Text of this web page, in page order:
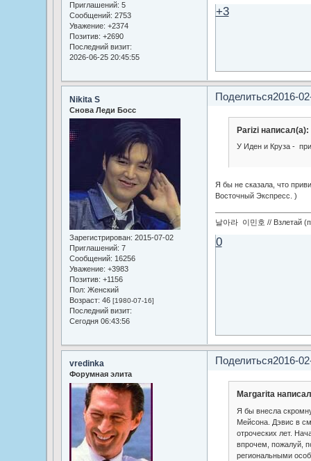
Приглашений: 5
Сообщений: 2753
Уважение: +2374
Позитив: +2690
Последний визит:
2026-06-25 20:45:55
+3
Поделиться2016-
Nikita S
Снова Леди Босс
Зарегистрирован: 2015-07-02
Приглашений: 7
Сообщений: 16256
Уважение: +3983
Позитив: +1156
Пол: Женский
Возраст: 46 [1980-07-16]
Последний визит:
Сегодня 06:43:56
Parizi написал(а):
У Иден и Круза -
Я бы не сказала, что
Восточный Экспресс. )
날아라 이민호 // Взлетай
0
Поделиться2016-
vredinka
Форумная элита
Margarita
Я бы внесла
Мейсона. Дэвис в
отроческих лет.
впрочем, пожалуй,
региональными